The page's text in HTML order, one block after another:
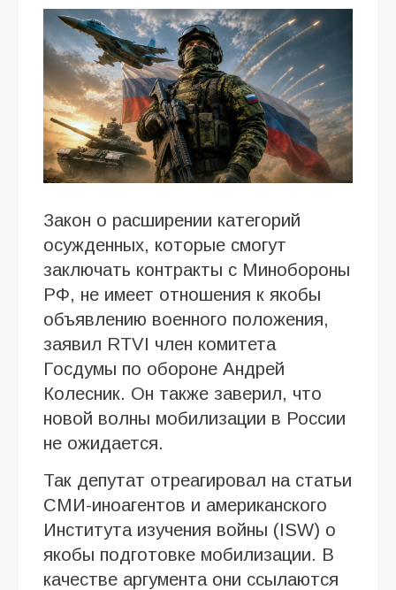
Закон о расширении категорий
осужденных, которые смогут
заключать контракты с Минобороны
РФ, не имеет отношения к якобы
объявлению военного положения,
заявил RTVI член комитета
Госдумы по обороне Андрей
Колесник. Он также заверил, что
новой волны мобилизации в России
не ожидается.
Так депутат отреагировал на статьи
СМИ-иноагентов и американского
Института изучения войны (ISW) о
якобы подготовке мобилизации. В
качестве аргумента они ссылаются